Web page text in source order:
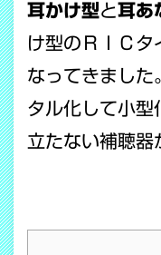
耳かけ型と耳あ
け型のＲＩＣタ
なってきました
タル化して小型
立たない補聴器